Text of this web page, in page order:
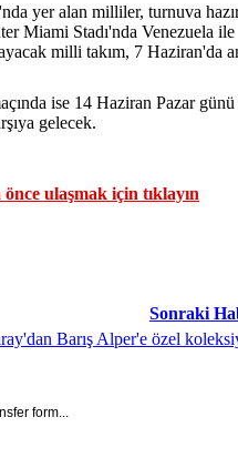
yer alan milliler, turnuva
Miami Stadı'nda Venezuela ile
milli takım, 7 Haziran'da
ise 14 Haziran Pazar
gelecek.
ulaşmak için tıklayın
Sonraki
Barış Alper'e özel
form...